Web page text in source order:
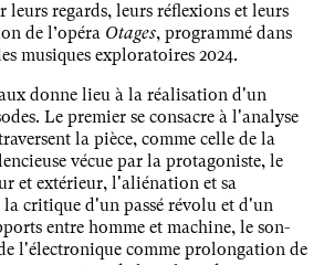
leurs regards, leurs réflexions et leurs
de l’opéra Otages, programmé dans
musiques exploratoires 2024.
donne lieu à la réalisation d'un
Le premier se consacre à l'analyse
la pièce, comme celle de la
vécue par la protagoniste, le
et extérieur, l'aliénation et sa
critique d'un passé révolu et d'un
entre homme et machine, le son-
l'électronique comme prolongation de